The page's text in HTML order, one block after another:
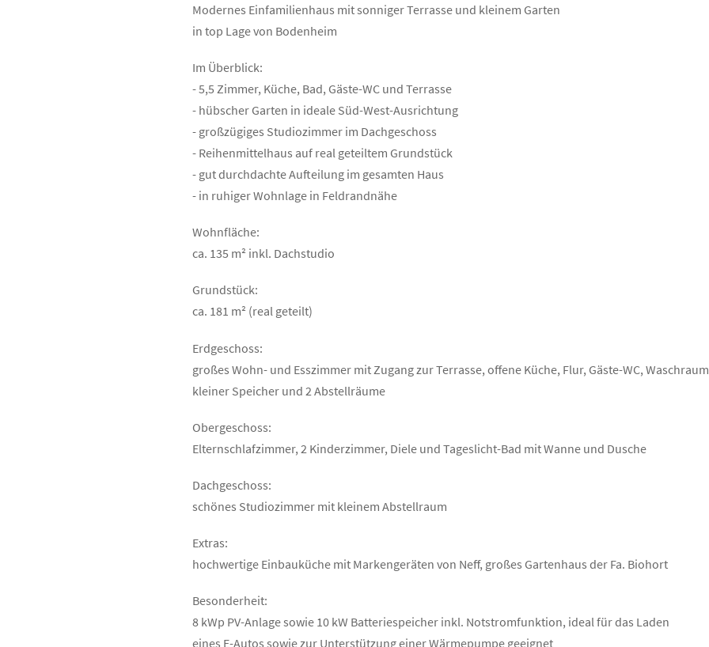
Modernes Einfamilienhaus mit sonniger Terrasse und kleinem Garten
in top Lage von Bodenheim
Im Überblick:
- 5,5 Zimmer, Küche, Bad, Gäste-WC und Terrasse
- hübscher Garten in ideale Süd-West-Ausrichtung
- großzügiges Studiozimmer im Dachgeschoss
- Reihenmittelhaus auf real geteiltem Grundstück
- gut durchdachte Aufteilung im gesamten Haus
- in ruhiger Wohnlage in Feldrandnähe
Wohnfläche:
ca. 135 m² inkl. Dachstudio
Grundstück:
ca. 181 m² (real geteilt)
Erdgeschoss:
großes Wohn- und Esszimmer mit Zugang zur Terrasse, offene Küche, Flur, Gäste-WC,
kleiner Speicher und 2 Abstellräume
Obergeschoss:
Elternschlafzimmer, 2 Kinderzimmer, Diele und Tageslicht-Bad mit Wanne und Dusche
Dachgeschoss:
schönes Studiozimmer mit kleinem Abstellraum
Extras:
hochwertige Einbauküche mit Markengeräten von Neff, großes Gartenhaus der Fa. Biohort
Besonderheit:
8 kWp PV-Anlage sowie 10 kW Batteriespeicher inkl. Notstromfunktion, ideal für das Laden
eines E-Autos sowie zur Unterstützung einer Wärmepumpe geeignet